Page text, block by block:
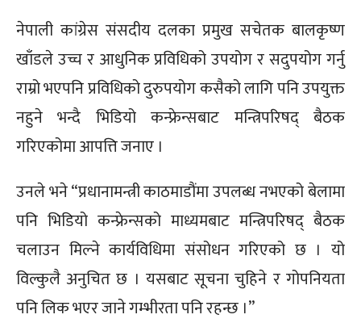
नेपाली कांग्रेस संसदीय दलका प्रमुख सचेतक बालकृष्ण
खाँडले उच्च र आधुनिक प्रविधिको उपयोग र सदुपयोग गर्नु
राम्रो भएपनि प्रविधिको दुरुपयोग कसैको लागि पनि उपयुक्त
नहुने भन्दै भिडियो कन्फ्रेन्सबाट मन्त्रिपरिषद् बैठक
गरिएकोमा आपत्ति जनाए ।
उनले भने “प्रधानामन्त्री काठमाडौंमा उपलब्ध नभएको बेलामा
पनि भिडियो कन्फ्रेन्सको माध्यमबाट मन्त्रिपरिषद् बैठक
चलाउन मिल्ने कार्यविधिमा संसोधन गरिएको छ । यो
विल्कुलै अनुचित छ । यसबाट सूचना चुहिने र गोपनियता
पनि लिक भएर जाने गम्भीरता पनि रहन्छ ।”